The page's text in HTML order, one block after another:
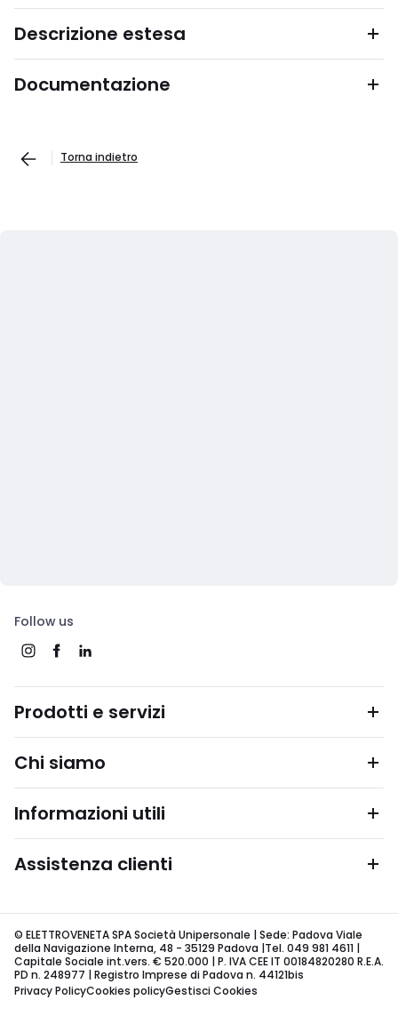
Descrizione estesa
Documentazione
Torna indietro
Follow us
Prodotti e servizi
Chi siamo
Informazioni utili
Assistenza clienti
© ELETTROVENETA SPA Società Unipersonale | Sede: Padova Viale
della Navigazione Interna, 48 - 35129 Padova |Tel. 049 981 4611 |
Capitale Sociale int.vers. € 520.000 | P. IVA CEE IT 00184820280 R.E.A.
PD n. 248977 | Registro Imprese di Padova n. 44121bis
Privacy PolicyCookies policyGestisci Cookies